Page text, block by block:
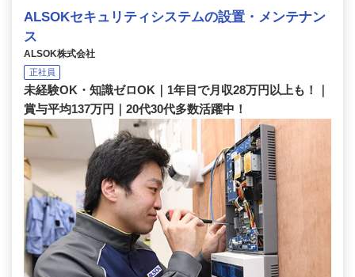
ALSOKセキュリティシステムの設置・メンテナン
ス
ALSOK株式会社
正社員
未経験OK・知識ゼロOK｜1年目で月収28万円以上も！｜
賞与平均137万円｜20代30代多数活躍中！